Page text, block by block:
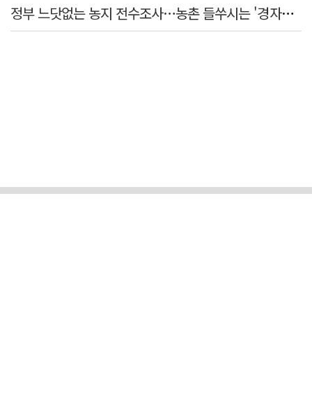
정부 느닷없는 농지 전수조사…농촌 들쑤시는 '경자유전'의 칼날